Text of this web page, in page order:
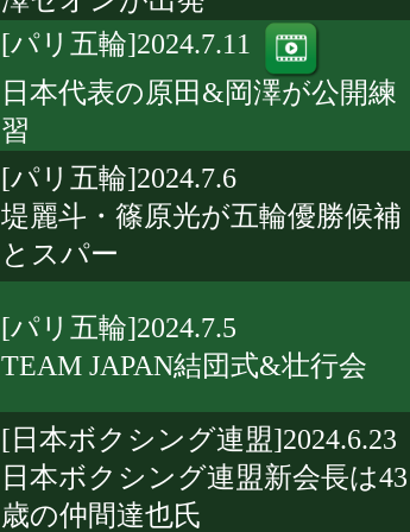
[パリ五輪]2024.7.11
日本代表の原田&岡澤が公開練
習
[パリ五輪]2024.7.6
堤麗斗・篠原光が五輪優勝候補
とスパー
[パリ五輪]2024.7.5
TEAM JAPAN結団式&壮行会
[日本ボクシング連盟]2024.6.23
日本ボクシング連盟新会長は43
歳の仲間達也氏